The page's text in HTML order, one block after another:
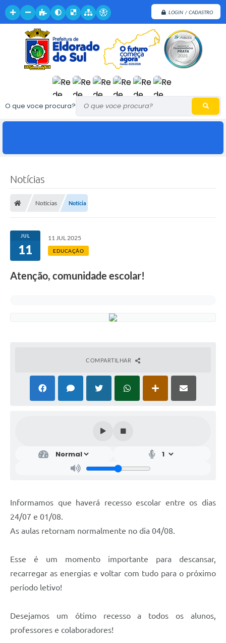
LOGIN / CADASTRO
O que voce procura?
Notícias
Notícias Notícia
JUL
11
11 JUL 2025
EDUCAÇÃO
Atenção, comunidade escolar!
COMPARTILHAR
Informamos que haverá recesso escolar entre os dias
24/07 e 01/08.
As aulas retornam normalmente no dia 04/08.
Esse é um momento importante para descansar,
recarregar as energias e voltar com tudo para o próximo
período letivo!
Desejamos um ótimo recesso a todos os alunos,
professores e colaboradores!